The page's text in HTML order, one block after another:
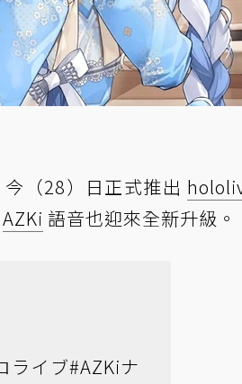
（28）日正式推出
AZKi 語音也迎來全新升級。
ライブ#AZKiナ